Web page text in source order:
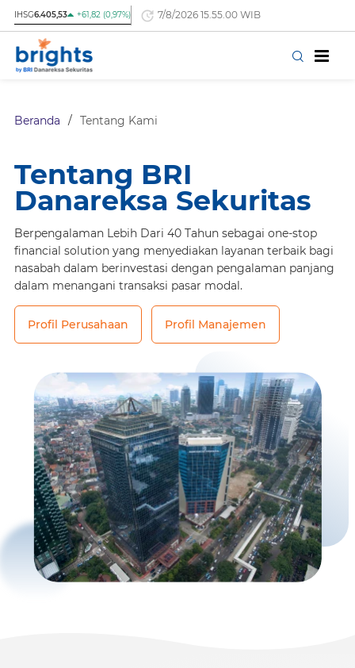
IHSG6.405,53 +61,82 (0,97%) 7/8/2026 15.55.00 WIB
Beranda / Tentang Kami
Tentang BRI
Danareksa Sekuritas
Berpengalaman Lebih Dari 40 Tahun sebagai one-stop
financial solution yang menyediakan layanan terbaik bagi
nasabah dalam berinvestasi dengan pengalaman panjang
dalam menangani transaksi pasar modal.
Profil Perusahaan Profil Manajemen